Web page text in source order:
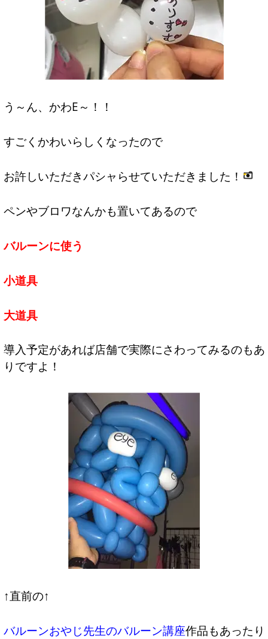
う～ん、かわE～！！
すごくかわいらしくなったので
お許しいただきパシャらせていただきました！
ペンやブロワなんかも置いてあるので
バルーンに使う
小道具
大道具
導入予定があれば店舗で実際にさわってみるのもあ
りですよ！
↑直前の↑
バルーンおやじ先生のバルーン講座作品もあったり